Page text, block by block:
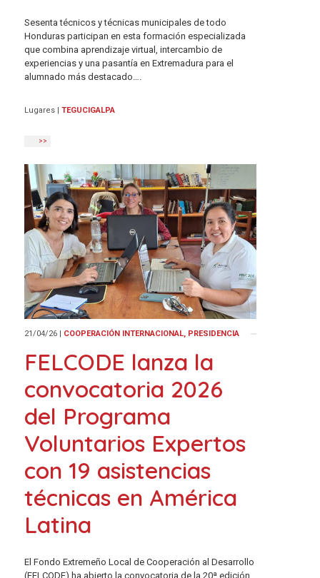
Sesenta técnicos y técnicas municipales de todo
Honduras participan en esta formación especializada
que combina aprendizaje virtual, intercambio de
experiencias y una pasantía en Extremadura para el
alumnado más destacado….
Lugares | TEGUCIGALPA
>>
21/04/26 | COOPERACIÓN INTERNACIONAL, PRESIDENCIA
FELCODE lanza la
convocatoria 2026
del Programa
Voluntarios Expertos
con 19 asistencias
técnicas en América
Latina
El Fondo Extremeño Local de Cooperación al Desarrollo
(FELCODE) ha abierto la convocatoria de la 20ª edición